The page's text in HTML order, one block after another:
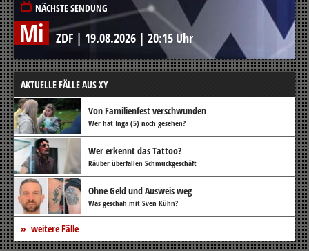
NÄCHSTE SENDUNG
Mi ZDF | 19.08.2026 | 20:15 Uhr
AKTUELLE FÄLLE AUS XY
Von Familienfest verschwunden
Wer hat Inga (5) noch gesehen?
Wer erkennt das Tattoo?
Räuber überfallen Schmuckgeschäft
Ohne Geld und Ausweis weg
Was geschah mit Sven Kühn?
weitere Fälle